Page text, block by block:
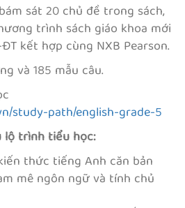
sát 20 chủ đề trong sách,
trình sách giáo khoa mới
kết hợp cùng NXB Pearson.
và 185 mẫu câu.
study-path/english-grade-5
lộ trình tiểu học:
thức tiếng Anh căn bản
mê ngôn ngữ và tính chủ